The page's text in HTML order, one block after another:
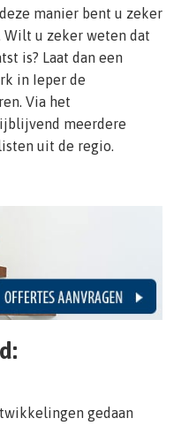
manier bent u zeker
Wilt u zeker weten dat
is? Laat dan een
in Ieper de
Via het
meerdere
uit de regio.
gedaan